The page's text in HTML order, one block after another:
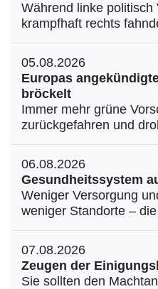
Während linke politisch
krampfhaft rechts
05.08.2026
Europas
bröckelt
Immer mehr grüne
zurückgefahren und
06.08.2026
Gesundheitssystem
Weniger Versorgung
weniger Standorte –
07.08.2026
Zeugen der
Sie sollten den